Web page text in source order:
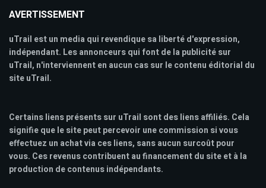
AVERTISSEMENT
uTrail est un media qui revendique sa liberté d'expression,
indépendant. Les annonceurs qui font de la publicité sur
uTrail, n'interviennent en aucun cas sur le contenu éditorial du
site uTrail.
Certains liens présents sur uTrail sont des liens affiliés. Cela
signifie que le site peut percevoir une commission si vous
effectuez un achat via ces liens, sans aucun surcoût pour
vous. Ces revenus contribuent au financement du site et à la
production de contenus indépendants.